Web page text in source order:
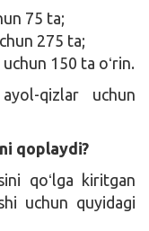
75 ta;
275 ta;
150 ta oʻrin.
qizlar uchun
qoplaydi?
qoʻlga kiritgan
uchun quyidagi